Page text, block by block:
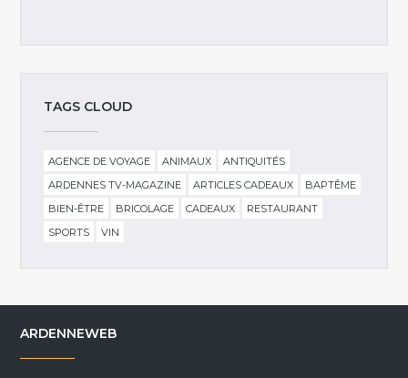
TAGS CLOUD
AGENCE DE VOYAGE ANIMAUX
ANTIQUITÉS
ARDENNES TV-MAGAZINE
ARTICLES CADEAUX
BAPTÊME
BIEN-ÊTRE
BRICOLAGE CADEAUX
RESTAURANT
SPORTS
VIN
ARDENNEWEB